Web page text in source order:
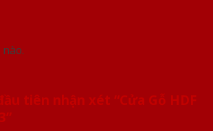
tiên nhận xét “Cửa Gỗ HDF